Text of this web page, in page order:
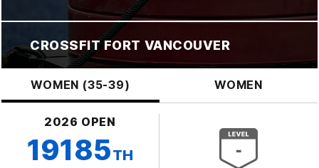
CROSSFIT FORT VANCOUVER
WOMEN (35-39) WOMEN
2026 OPEN
19185TH